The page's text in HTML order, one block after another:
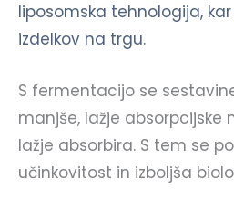
liposomska tehnologija,
izdelkov na trgu.
S fermentacijo se
manjše, lažje absorpcijske
lažje absorbira. S tem se
učinkovitost in izboljša